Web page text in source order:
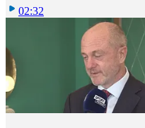
02:32